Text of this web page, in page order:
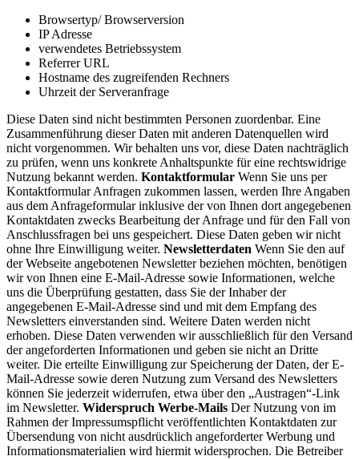
Browsertyp/ Browserversion
IP Adresse
verwendetes Betriebssystem
Referrer URL
Hostname des zugreifenden Rechners
Uhrzeit der Serveranfrage
Diese Daten sind nicht bestimmten Personen zuordenbar. Eine
Zusammenführung dieser Daten mit anderen Datenquellen wird
nicht vorgenommen. Wir behalten uns vor, diese Daten nachträglich
zu prüfen, wenn uns konkrete Anhaltspunkte für eine rechtswidrige
Nutzung bekannt werden. Kontaktformular Wenn Sie uns per
Kontaktformular Anfragen zukommen lassen, werden Ihre Angaben
aus dem Anfrageformular inklusive der von Ihnen dort angegebenen
Kontaktdaten zwecks Bearbeitung der Anfrage und für den Fall von
Anschlussfragen bei uns gespeichert. Diese Daten geben wir nicht
ohne Ihre Einwilligung weiter. Newsletterdaten Wenn Sie den auf
der Webseite angebotenen Newsletter beziehen möchten, benötigen
wir von Ihnen eine E-Mail-Adresse sowie Informationen, welche
uns die Überprüfung gestatten, dass Sie der Inhaber der
angegebenen E-Mail-Adresse sind und mit dem Empfang des
Newsletters einverstanden sind. Weitere Daten werden nicht
erhoben. Diese Daten verwenden wir ausschließlich für den Versand
der angeforderten Informationen und geben sie nicht an Dritte
weiter. Die erteilte Einwilligung zur Speicherung der Daten, der E-
Mail-Adresse sowie deren Nutzung zum Versand des Newsletters
können Sie jederzeit widerrufen, etwa über den „Austragen“-Link
im Newsletter. Widerspruch Werbe-Mails Der Nutzung von im
Rahmen der Impressumspflicht veröffentlichten Kontaktdaten zur
Übersendung von nicht ausdrücklich angeforderter Werbung und
Informationsmaterialien wird hiermit widersprochen. Die Betreiber